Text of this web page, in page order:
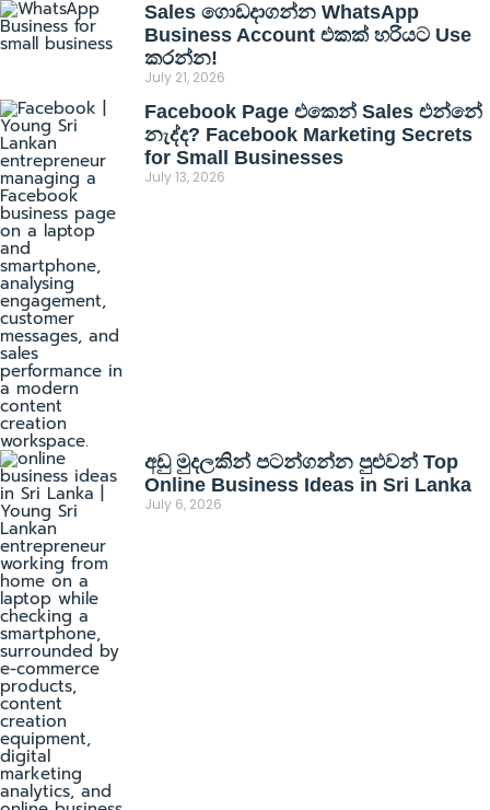
Sales ගොඩදාගන්න WhatsApp
Business Account එකක් හරියට Use
කරන්න!
July 21, 2026
Facebook Page එකෙන් Sales එන්නේ
නැද්ද? Facebook Marketing Secrets
for Small Businesses
July 13, 2026
අඩු මුදලකින් පටන්ගන්න පුළුවන් Top
Online Business Ideas in Sri Lanka
July 6, 2026